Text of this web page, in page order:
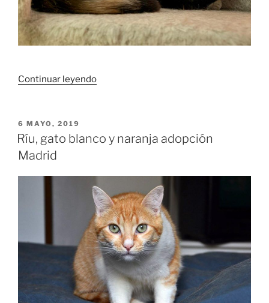
Continuar leyendo«Mandarina,
Madrid»
PUBLICADO
EL
6 MAYO, 2019
Ríu, gato blanco y naranja adopción
Madrid